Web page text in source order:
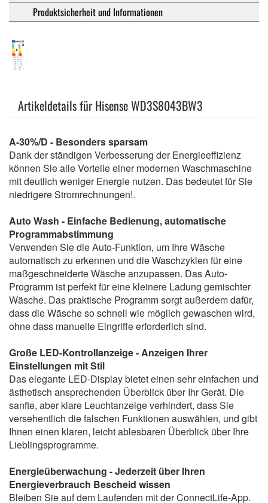
Produktsicherheit und Informationen
Artikeldetails für Hisense WD3S8043BW3
A-30%/D - Besonders sparsam
Dank der ständigen Verbesserung der Energieeffizienz
können Sie alle Vorteile einer modernen Waschmaschine
mit deutlich weniger Energie nutzen. Das bedeutet für Sie
niedrigere Stromrechnungen!.
Auto Wash - Einfache Bedienung, automatische
Programmabstimmung
Verwenden Sie die Auto-Funktion, um Ihre Wäsche
automatisch zu erkennen und die Waschzyklen für eine
maßgeschneiderte Wäsche anzupassen. Das Auto-
Programm ist perfekt für eine kleinere Ladung gemischter
Wäsche. Das praktische Programm sorgt außerdem dafür,
dass die Wäsche so schnell wie möglich gewaschen wird,
ohne dass manuelle Eingriffe erforderlich sind.
Große LED-Kontrollanzeige - Anzeigen Ihrer
Einstellungen mit Stil
Das elegante LED-Display bietet einen sehr einfachen und
ästhetisch ansprechenden Überblick über Ihr Gerät. Die
sanfte, aber klare Leuchtanzeige verhindert, dass Sie
versehentlich die falschen Funktionen auswählen, und gibt
Ihnen einen klaren, leicht ablesbaren Überblick über Ihre
Lieblingsprogramme.
Energieüberwachung - Jederzeit über Ihren
Energieverbrauch Bescheid wissen
Bleiben Sie auf dem Laufenden mit der ConnectLife-App.